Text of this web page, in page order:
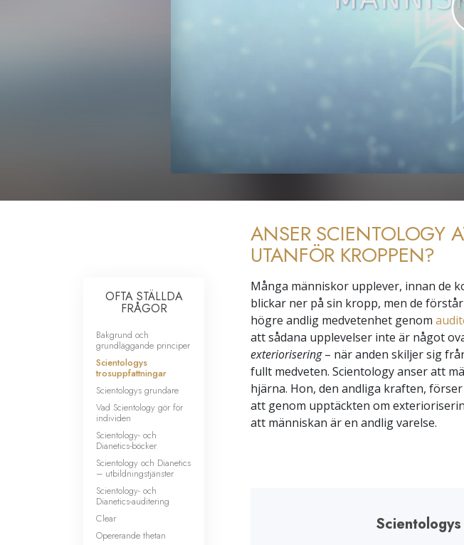
ANSER SCIENTOLOGY
UTANFÖR KROPPEN?
Många människor upplever, innan de
blickar ner på sin kropp, men de
högre andlig medvetenhet genom
att sådana upplevelser inte är något
exteriorisering– när anden skiljer sig
fullt medveten. Scientology anser att
hjärna. Hon, den andliga kraften,
att genom upptäckten om
att människan är en andlig varelse.
OFTA STÄLLDA
FRÅGOR
Bakgrund och
grundläggande principer
Scientologys
trosuppfattningar
Scientologys grundare
Vad Scientology gör för
individen
Scientology- och
Dianetics-böcker
Scientology och Dianetics
– utbildningstjänster
Scientology- och
Dianetics-auditering
Clear
Opererande thetan